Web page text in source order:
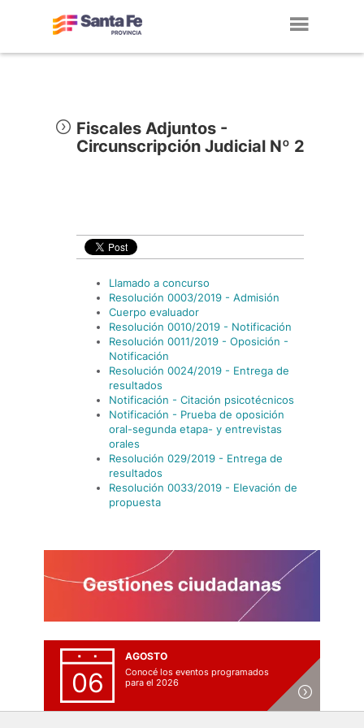
Fiscales Adjuntos -
Circunscripción Judicial Nº 2
Llamado a concurso
Resolución 0003/2019 - Admisión
Cuerpo evaluador
Resolución 0010/2019 - Notificación
Resolución 0011/2019 - Oposición -
Notificación
Resolución 0024/2019 - Entrega de
resultados
Notificación - Citación psicotécnicos
Notificación - Prueba de oposición
oral-segunda etapa- y entrevistas
orales
Resolución 029/2019 - Entrega de
resultados
Resolución 0033/2019 - Elevación de
propuesta
06
AGOSTO
Conocé los eventos programados
para el 2026